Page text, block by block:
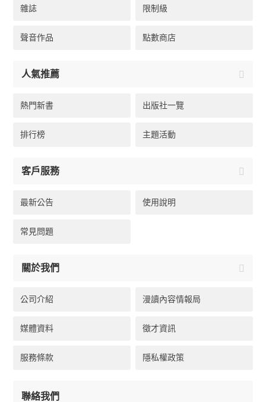
雜誌 限制級
聲音作品 點數商店
人氣推薦
熱門新書 出版社一覽
排行榜 主題活動
客戶服務
最新公告 使用說明
常見問題
關於我們
公司介紹 漫讀內容情報局
媒體資料 徵才資訊
服務條款 隱私權政策
聯絡我們